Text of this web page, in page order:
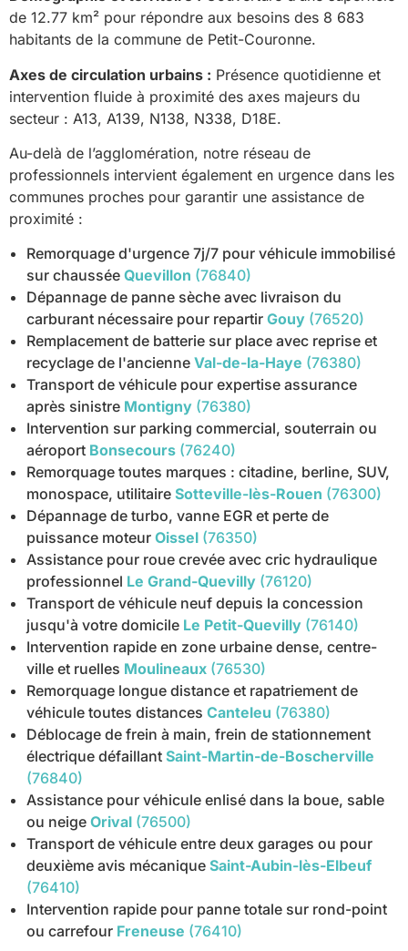
de 12.77 km² pour répondre aux besoins des 8 683
habitants de la commune de Petit-Couronne.
Axes de circulation urbains : Présence quotidienne et
intervention fluide à proximité des axes majeurs du
secteur : A13, A139, N138, N338, D18E.
Au-delà de l’agglomération, notre réseau de
professionnels intervient également en urgence dans les
communes proches pour garantir une assistance de
proximité :
Remorquage d'urgence 7j/7 pour véhicule immobilisé
sur chaussée Quevillon (76840)
Dépannage de panne sèche avec livraison du
carburant nécessaire pour repartir Gouy (76520)
Remplacement de batterie sur place avec reprise et
recyclage de l'ancienne Val-de-la-Haye (76380)
Transport de véhicule pour expertise assurance
après sinistre Montigny (76380)
Intervention sur parking commercial, souterrain ou
aéroport Bonsecours (76240)
Remorquage toutes marques : citadine, berline, SUV,
monospace, utilitaire Sotteville-lès-Rouen (76300)
Dépannage de turbo, vanne EGR et perte de
puissance moteur Oissel (76350)
Assistance pour roue crevée avec cric hydraulique
professionnel Le Grand-Quevilly (76120)
Transport de véhicule neuf depuis la concession
jusqu'à votre domicile Le Petit-Quevilly (76140)
Intervention rapide en zone urbaine dense, centre-
ville et ruelles Moulineaux (76530)
Remorquage longue distance et rapatriement de
véhicule toutes distances Canteleu (76380)
Déblocage de frein à main, frein de stationnement
électrique défaillant Saint-Martin-de-Boscherville
(76840)
Assistance pour véhicule enlisé dans la boue, sable
ou neige Orival (76500)
Transport de véhicule entre deux garages ou pour
deuxième avis mécanique Saint-Aubin-lès-Elbeuf
(76410)
Intervention rapide pour panne totale sur rond-point
ou carrefour Freneuse (76410)